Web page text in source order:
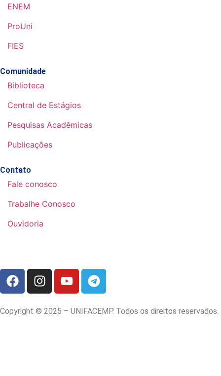
ENEM
ProUni
FIES
Comunidade
Biblioteca
Central de Estágios
Pesquisas Acadêmicas
Publicações
Contato
Fale conosco
Trabalhe Conosco
Ouvidoria
Copyright © 2025 – UNIFACEMP. Todos os direitos reservados.